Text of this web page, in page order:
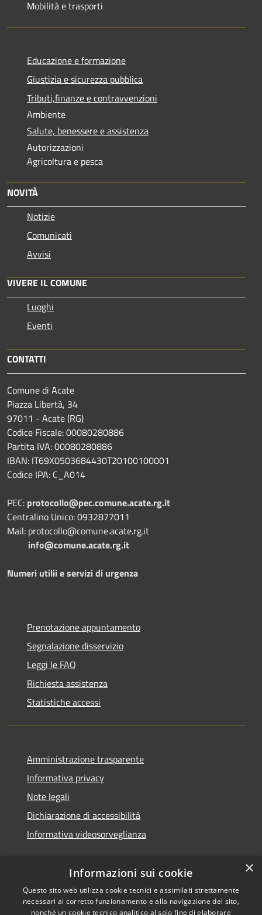
Mobilità e trasporti
Educazione e formazione
Giustizia e sicurezza pubblica
Tributi,finanze e contravvenzioni
Ambiente
Salute, benessere e assistenza
Autorizzazioni
Agricoltura e pesca
NOVITÀ
Notizie
Comunicati
Avvisi
VIVERE IL COMUNE
Luoghi
Eventi
CONTATTI
Comune di Acate
Piazza Libertà, 34
97011 - Acate (RG)
Codice Fiscale: 00080280886
Partita IVA: 00080280886
IBAN: IT69X0503684430T20100100001
Codice IPA: C_A014
PEC: protocollo@pec.comune.acate.rg.it
Centralino Unico: 0932877011
Mail: protocollo@comune.acate.rg.it
info@comune.acate.rg.it
Numeri utilii e servizi di urgenza
Prenotazione appuntamento
Segnalazione disservizio
Leggi le FAQ
Richiesta assistenza
Statistiche accessi
Amministrazione trasparente
Informativa privacy
Note legali
Dichiarazione di accessibilità
Informativa videosorveglianza
RSS
Copyright © 2026 • Comune di
×
Informazioni sui cookie
Questo sito web utilizza cookie tecnici e assimilati strettamente
necessari al corretto funzionamento e alla navigazione del sito,
nonché un cookie tecnico analitico al solo fine di elaborare